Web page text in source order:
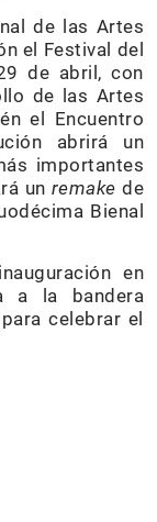
de las Artes
el Festival del
de abril, con
de las Artes
el Encuentro
abrirá un
importantes
un remake de
Bienal
en
a la bandera
celebrar el